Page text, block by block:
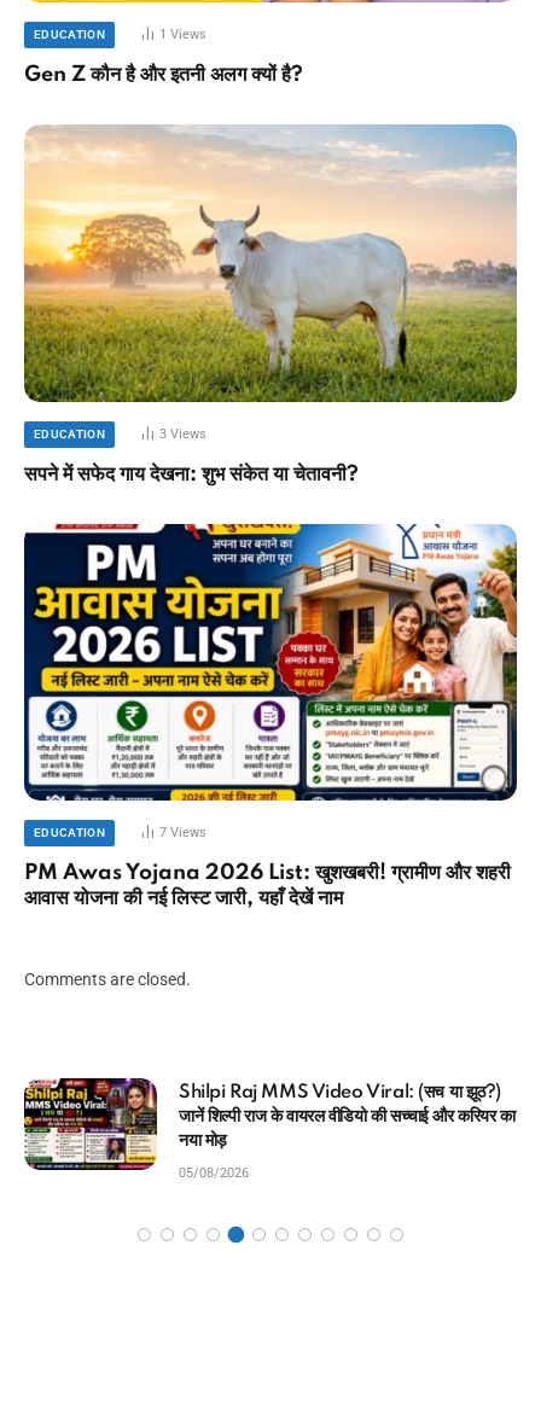
EDUCATION 1Views
Gen Z कौन है और इतनी अलग क्यों है?
EDUCATION 3Views
सपने में सफेद गाय देखना: शुभ संकेत या चेतावनी?
EDUCATION 7Views
PM Awas Yojana 2026 List: खुशखबरी! ग्रामीण और शहरी
आवास योजना की नई लिस्ट जारी, यहाँ देखें नाम
Comments are closed.
MP Kisan Kalyan Yojana 2026 List: बड़ी
सौगात! CM मोहन यादव ने ट्रांसफर किए ₹3308 करोड़,
यहाँ देखें स्टेटस
05/08/2026